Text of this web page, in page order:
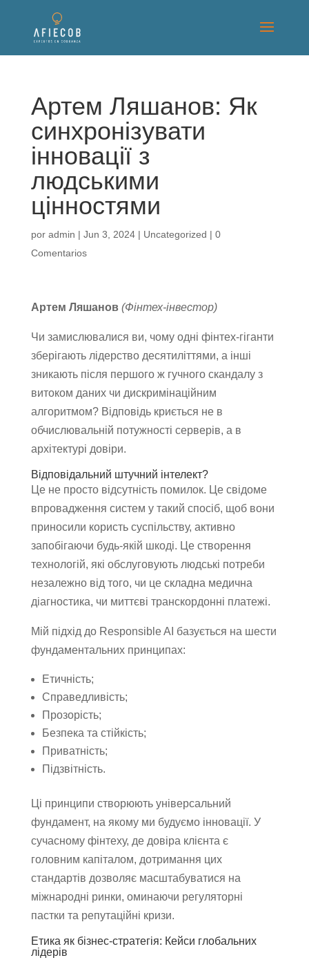
Артем Ляшанов: Як
синхронізувати
інновації з
людськими
цінностями
por admin | Jun 3, 2024| Uncategorized | 0
Comentarios
Артем Ляшанов (Фінтех-інвестор)
Чи замислювалися ви, чому одні фінтех-гіганти
зберігають лідерство десятиліттями, а інші
зникають після першого ж гучного скандалу з
витоком даних чи дискримінаційним
алгоритмом? Відповідь криється не в
обчислювальній потужності серверів, а в
архітектурі довіри.
Відповідальний штучний інтелект?
Це не просто відсутність помилок. Це свідоме
впровадження систем у такий спосіб, щоб вони
приносили користь суспільству, активно
запобігаючи будь-якій шкоді. Це створення
технологій, які обслуговують людські потреби
незалежно від того, чи це складна медична
діагностика, чи миттєві транскордонні платежі.
Мій підхід до Responsible AI базується на шести
фундаментальних принципах:
Етичність;
Справедливість;
Прозорість;
Безпека та стійкість;
Приватність;
Підзвітність.
Ці принципи створюють універсальний
фундамент, на якому ми будуємо інновації. У
сучасному фінтеху, де довіра клієнта є
головним капіталом, дотримання цих
стандартів дозволяє масштабуватися на
міжнародні ринки, оминаючи регуляторні
пастки та репутаційні кризи.
Етика як бізнес-стратегія: Кейси глобальних
лідерів